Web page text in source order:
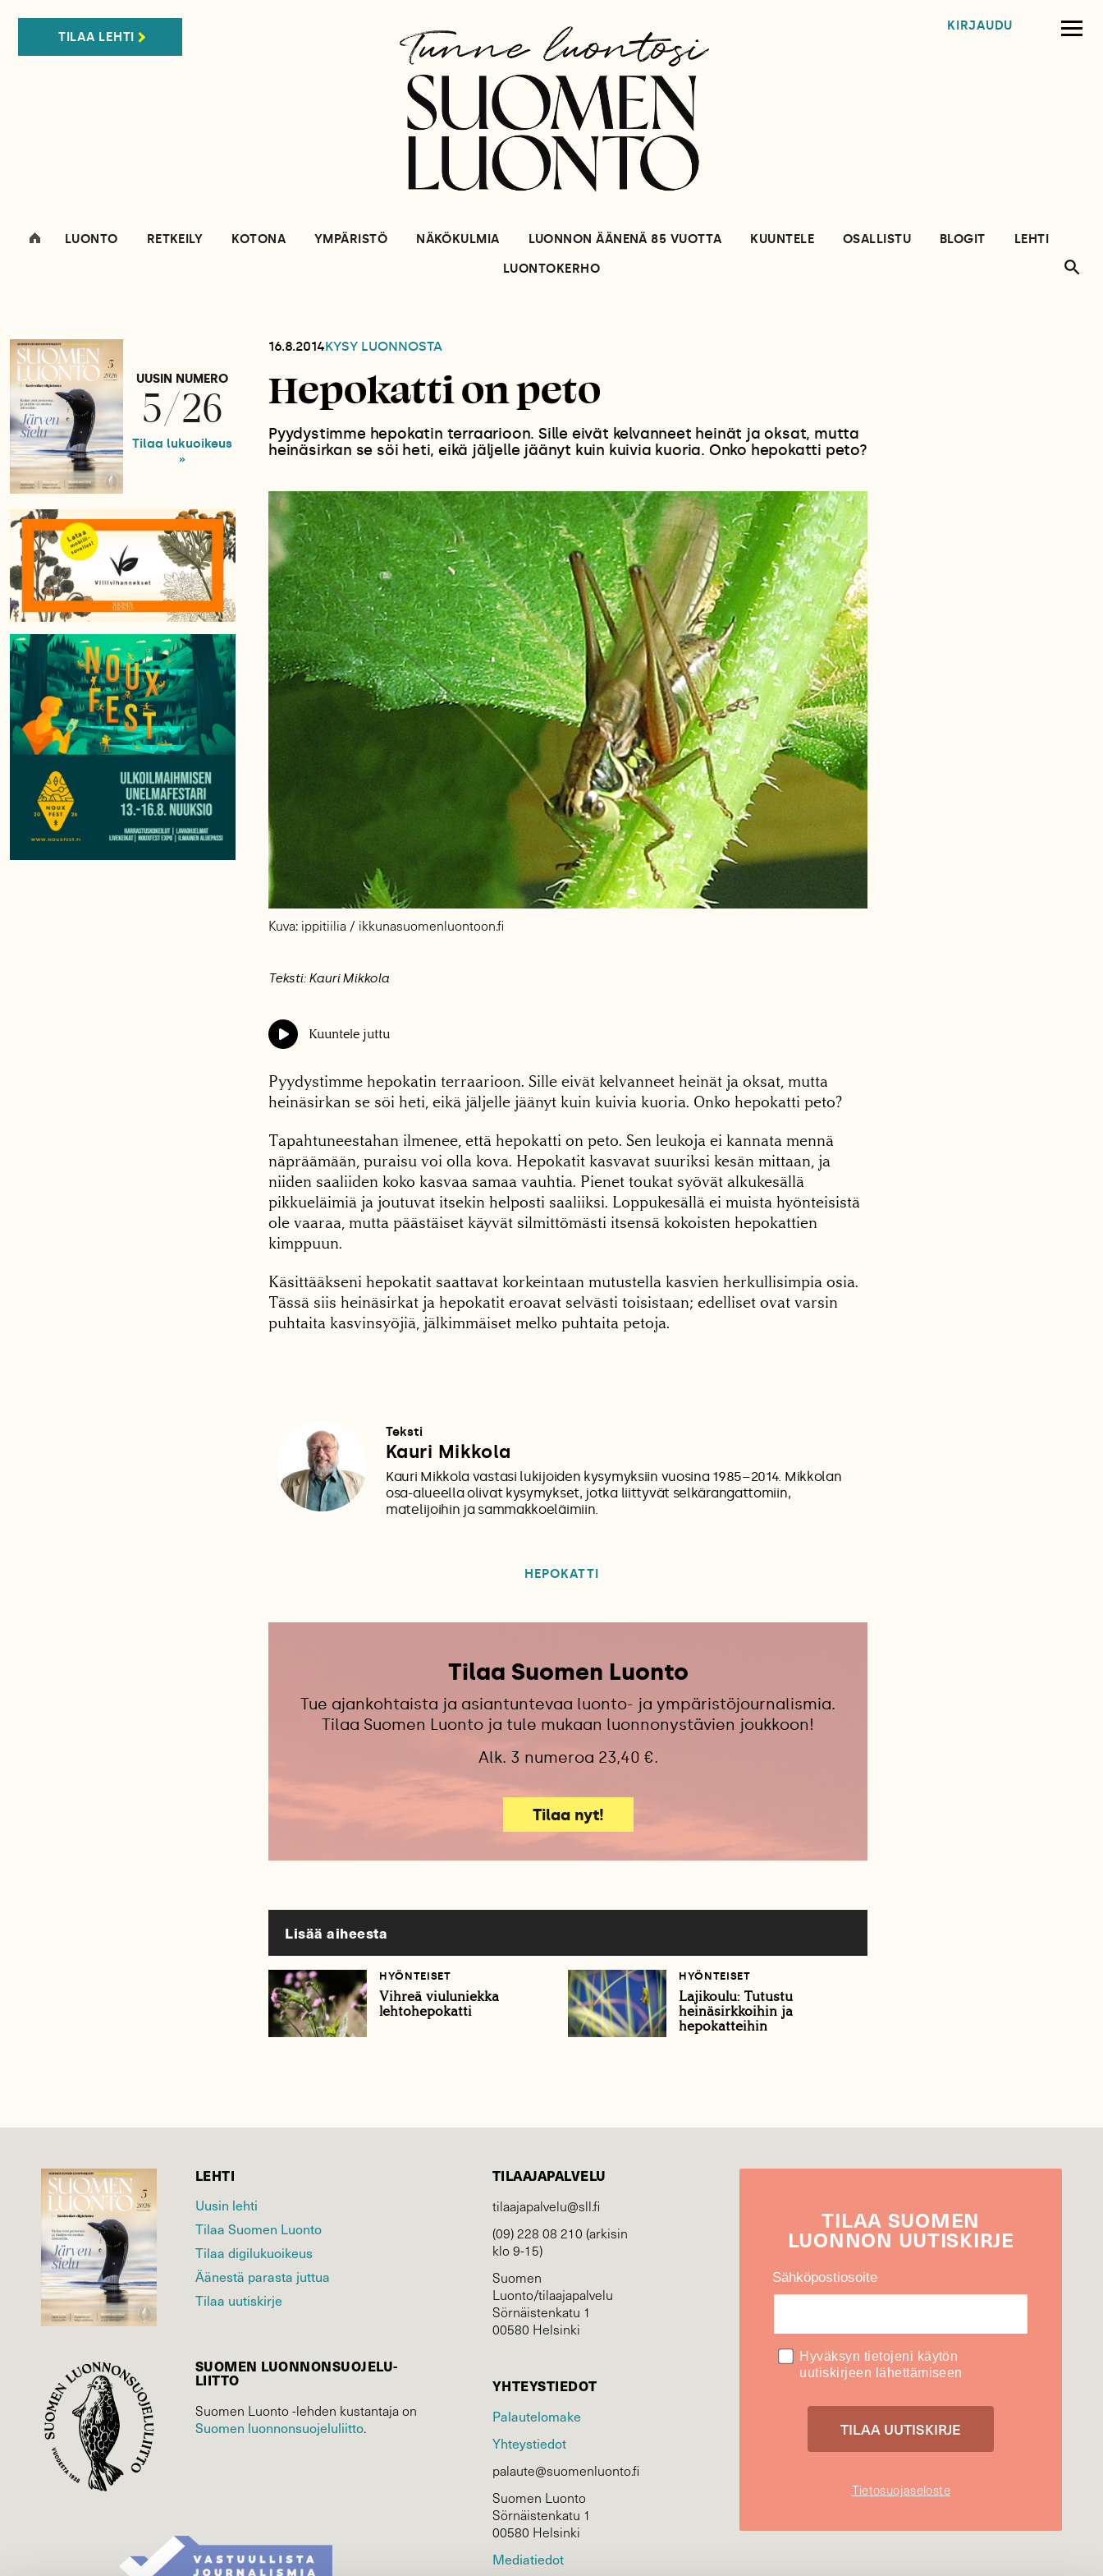
TILAA LEHTI
KIRJAUDU
LUONTO RETKEILY KOTONA YMPÄRISTÖ NÄKÖKULMIA LUONNON ÄÄNENÄ 85 VUOTTA KUUNTELE OSALLISTU BLOGIT
LEHTI
LUONTOKERHO
UUSIN NUMERO
5/26
Tilaa lukuoikeus
»
16.8.2014KYSY LUONNOSTA
Hepokatti on peto
Pyydystimme hepokatin terraarioon. Sille eivät kelvanneet heinät ja oksat, mutta
heinäsirkan se söi heti, eikä jäljelle jäänyt kuin kuivia kuoria. Onko hepokatti peto?
Kuva: ippitiilia / ikkunasuomenluontoon.fi
Teksti: Kauri Mikkola
Kuuntele juttu
Pyydystimme hepokatin terraarioon. Sille eivät kelvanneet heinät ja oksat, mutta
heinäsirkan se söi heti, eikä jäljelle jäänyt kuin kuivia kuoria. Onko hepokatti peto?
Tapahtuneestahan ilmenee, että hepokatti on peto. Sen leukoja ei kannata mennä
näpräämään, puraisu voi olla kova. Hepokatit kasvavat suuriksi kesän mittaan, ja
niiden saaliiden koko kasvaa samaa vauhtia. Pienet toukat syövät alkukesällä
pikkueläimiä ja joutuvat itsekin helposti saaliiksi. Loppukesällä ei muista hyönteisistä
ole vaaraa, mutta päästäiset käyvät silmittömästi itsensä kokoisten hepokattien
kimppuun.
Käsittääkseni hepokatit saattavat korkeintaan mutustella kasvien herkullisimpia osia.
Tässä siis heinäsirkat ja hepokatit eroavat selvästi toisistaan; edelliset ovat varsin
puhtaita kasvinsyöjiä, jälkimmäiset melko puhtaita petoja.
Teksti
Kauri Mikkola
Kauri Mikkola vastasi lukijoiden kysymyksiin vuosina 1985–2014. Mikkolan
osa-alueella olivat kysymykset, jotka liittyvät selkärangattomiin,
matelijoihin ja sammakkoeläimiin.
HEPOKATTI
Tilaa Suomen Luonto
Tue ajankohtaista ja asiantuntevaa luonto- ja ympäristöjournalismia.
Tilaa Suomen Luonto ja tule mukaan luonnonystävien joukkoon!
Alk. 3 numeroa 23,40 €.
Tilaa nyt!
Lisää aiheesta
HYÖNTEISET
Vihreä viuluniekka
lehtohepokatti
HYÖNTEISET
Lajikoulu: Tutustu
heinäsirkkoihin ja
hepokatteihin
LEHTI
Uusin lehti
Tilaa Suomen Luonto
Tilaa digilukuoikeus
Äänestä parasta juttua
Tilaa uutiskirje
SUOMEN LUONNON­SUOJELU­
LIITTO
Suomen Luonto -lehden kustantaja on
Suomen luonnonsuojelu­liitto.
TILAAJAPALVELU
tilaajapalvelu@sll.fi
(09) 228 08 210 (arkisin
klo 9-15)
Suomen
Luonto/tilaajapalvelu
Sörnäistenkatu 1
00580 Helsinki
YHTEYSTIEDOT
Palautelomake
Yhteystiedot
palaute@suomenluonto.fi
Suomen Luonto
Sörnäistenkatu 1
00580 Helsinki
Mediatiedot
TILAA SUOMEN
LUONNON UUTIS­KIRJE
Sähköpostiosoite
Hyväksyn tietojeni käytön
uutiskirjeen lähettämiseen
Tietosuojaseloste